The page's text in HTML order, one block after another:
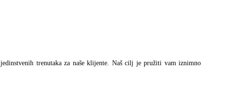
trenutaka za naše klijente. Naš cilj je pružiti vam iznimno